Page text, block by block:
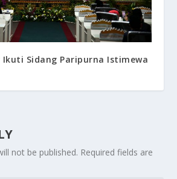
Ikuti Sidang Paripurna Istimewa
not be published. Required fields are